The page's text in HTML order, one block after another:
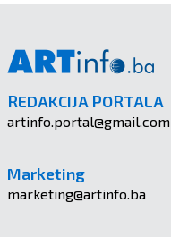
REDAKCIJA PORTALA
artinfo.portal@gmail.com
Marketing
marketing@artinfo.ba